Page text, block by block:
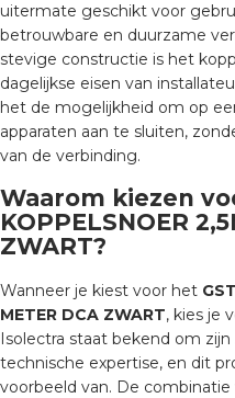
uitermate geschikt voor
betrouwbare en duurzame
stevige constructie is het
dagelijkse eisen van
het de mogelijkheid om op
apparaten aan te sluiten,
van de verbinding.
Waarom kiezen
KOPPELSNOER
ZWART?
Wanneer je kiest voor het
METER DCA ZWART, kies je
Isolectra staat bekend om
technische expertise, en dit
voorbeeld van. De
installeren
installeren in
installeren in de
stekerbare
GST®
RST®